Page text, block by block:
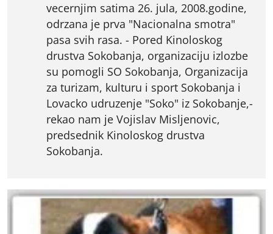
vecernjim satima 26. jula, 2008.godine,
odrzana je prva "Nacionalna smotra"
pasa svih rasa. - Pored Kinoloskog
drustva Sokobanja, organizaciju izlozbe
su pomogli SO Sokobanja, Organizacija
za turizam, kulturu i sport Sokobanja i
Lovacko udruzenje "Soko" iz Sokobanje,-
rekao nam je Vojislav Misljenovic,
predsednik Kinoloskog drustva
Sokobanja.